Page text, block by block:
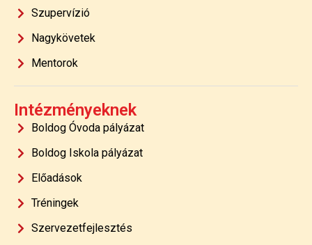
Szupervízió
Nagykövetek
Mentorok
Intézményeknek
Boldog Óvoda pályázat
Boldog Iskola pályázat
Előadások
Tréningek
Szervezetfejlesztés